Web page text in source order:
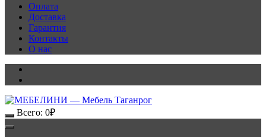
Оплата
Доставка
Гарантия
Контакты
О нас
Всего: 0₽